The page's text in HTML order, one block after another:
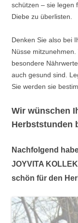
schützen – sie legen
Diebe zu überlisten.
Denken Sie also bei
Nüsse
besondere
auch gesund sind.
Sie werden sie
Wir wünschen
Herbststunden
Nachfolgend
JOYVITA
schön für den